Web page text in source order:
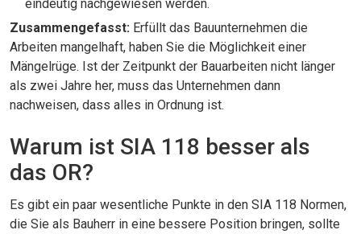
eindeutig nachgewiesen werden.
Zusammengefasst: Erfüllt das Bauunternehmen die
Arbeiten mangelhaft, haben Sie die Möglichkeit einer
Mängelrüge. Ist der Zeitpunkt der Bauarbeiten nicht länger
als zwei Jahre her, muss das Unternehmen dann
nachweisen, dass alles in Ordnung ist.
Warum ist SIA 118 besser als
das OR?
Es gibt ein paar wesentliche Punkte in den SIA 118 Normen,
die Sie als Bauherr in eine bessere Position bringen, sollte